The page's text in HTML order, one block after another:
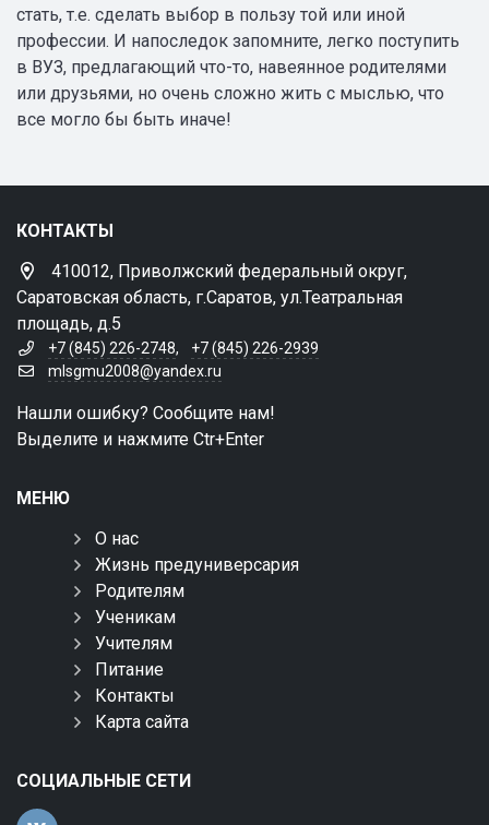
стать, т.е. сделать выбор в пользу той или иной
профессии. И напоследок запомните, легко поступить
в ВУЗ, предлагающий что-то, навеянное родителями
или друзьями, но очень сложно жить с мыслью, что
все могло бы быть иначе!
КОНТАКТЫ
410012, Приволжский федеральный округ,
Саратовская область, г.Саратов, ул.Театральная
площадь, д.5
+7 (845) 226-2748,
+7 (845) 226-2939
mlsgmu2008@yandex.ru
Нашли ошибку? Сообщите нам!
Выделите и нажмите Ctr+Enter
МЕНЮ
О нас
Жизнь предуниверсария
Родителям
Ученикам
Учителям
Питание
Контакты
Карта сайта
СОЦИАЛЬНЫЕ СЕТИ